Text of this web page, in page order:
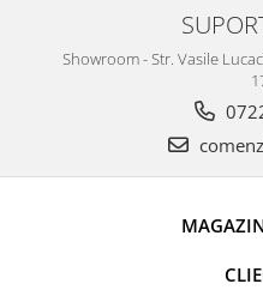
Showroom - Str. Vasile